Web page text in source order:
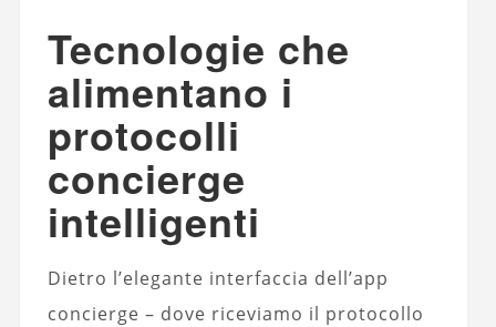
Tecnologie che
alimentano i
protocolli
concierge
intelligenti
Dietro l’elegante interfaccia dell’app
concierge – dove riceviamo il protocollo